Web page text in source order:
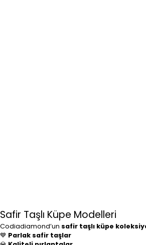
Safir Taşlı Küpe Modelleri
Codiadiamond’un safir taşlı küpe
💙 Parlak safir taşlar